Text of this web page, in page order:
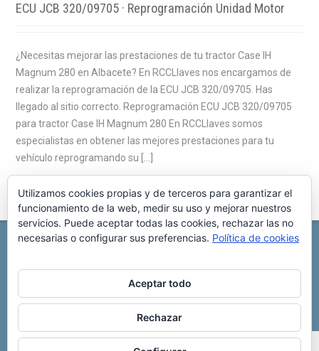
ECU JCB 320/09705 · Reprogramación Unidad Motor
¿Necesitas mejorar las prestaciones de tu tractor Case IH
Magnum 280 en Albacete? En RCCLlaves nos encargamos de
realizar la reprogramación de la ECU JCB 320/09705. Has
llegado al sitio correcto. Reprogramación ECU JCB 320/09705
para tractor Case IH Magnum 280 En RCCLlaves somos
especialistas en obtener las mejores prestaciones para tu
vehículo reprogramando su […]
REPARACIÓN CENTRALITA DE COCHE
C/ Virgen del pilar, 6 ,
Copyright © 2025 Reparación Centralita De Coche
Utilizamos cookies propias y de terceros para garantizar el
funcionamiento de la web, medir su uso y mejorar nuestros
servicios. Puede aceptar todas las cookies, rechazar las no
necesarias o configurar sus preferencias. Política de cookies
Aceptar todo
Rechazar